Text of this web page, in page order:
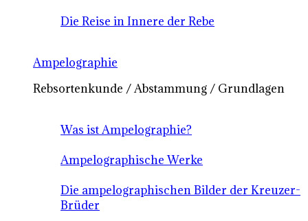
Die Reise in Innere der Rebe
Ampelographie
Rebsortenkunde / Abstammung / Grundlagen
Was ist Ampelographie?
Ampelographische Werke
Die ampelographischen Bilder der Kreuzer-
Brüder